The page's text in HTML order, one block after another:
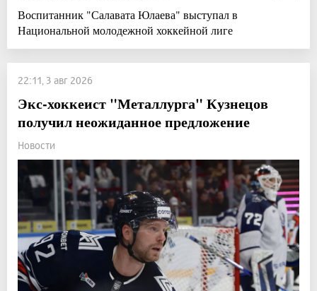
Воспитанник "Салавата Юлаева" выступал в
Национальной молодежной хоккейной лиге
22:11, 3 авг 2026
Экс-хоккеист "Металлурга" Кузнецов
получил неожиданное предложение
Новости